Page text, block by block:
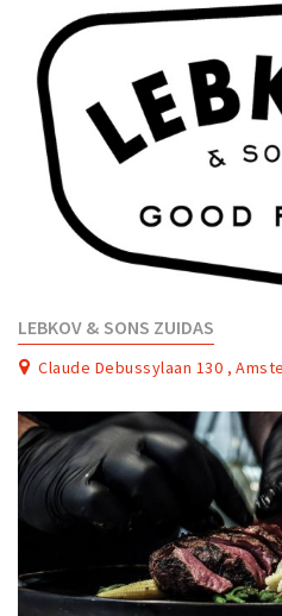
LEBKOV & SONS ZUIDAS
Claude Debussylaan 130 ,